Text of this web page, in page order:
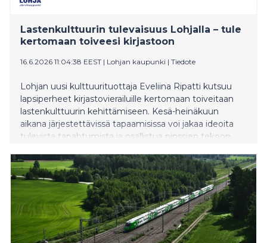
Lastenkulttuurin tulevaisuus Lohjalla – tule
kertomaan toiveesi kirjastoon
16.6.2026 11:04:38 EEST | Lohjan kaupunki | Tiedote
Lohjan uusi kulttuurituottaja Eveliina Ripatti kutsuu
lapsiperheet kirjastovierailuille kertomaan toiveitaan
lastenkulttuurin kehittämiseen. Kesä-heinäkuun
aikana järjestettävissä tapaamisissa voi jakaa ideoita
tulevista tapahtumista ja osallistua pinssien tekoon.
Lohjalla. Tervetuloa osallistumaan!